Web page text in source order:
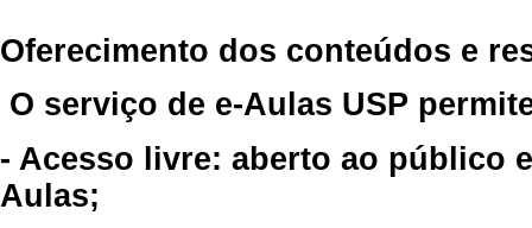
Oferecimento dos conteúdos e
O serviço de e-Aulas USP
- Acesso livre: aberto ao público
Aulas;